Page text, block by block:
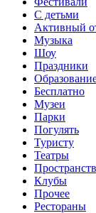
С детьми
Активный
Музыка
Шоу
Праздники
Бесплатно
Музеи
Парки
Погулять
Туристу
Театры
Клубы
Прочее
Рестораны